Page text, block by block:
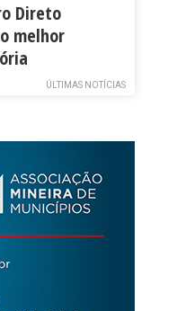
Direto
melhor
ÚLTIMAS NOTÍCIAS